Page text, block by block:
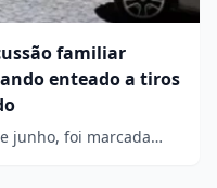
familiar
enteado a tiros
junho, foi marcada…